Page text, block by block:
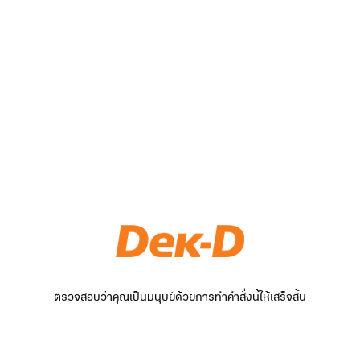
ตรวจสอบว่าคุณเป็นมนุษย์ด้วยการทำคำสั่งนี้ให้เสร็จสิ้น